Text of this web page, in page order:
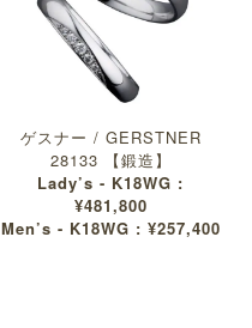
ゲスナー / GERSTNER
28133 【鍛造】
Lady’s - K18WG :
¥481,800
Men’s - K18WG : ¥257,400